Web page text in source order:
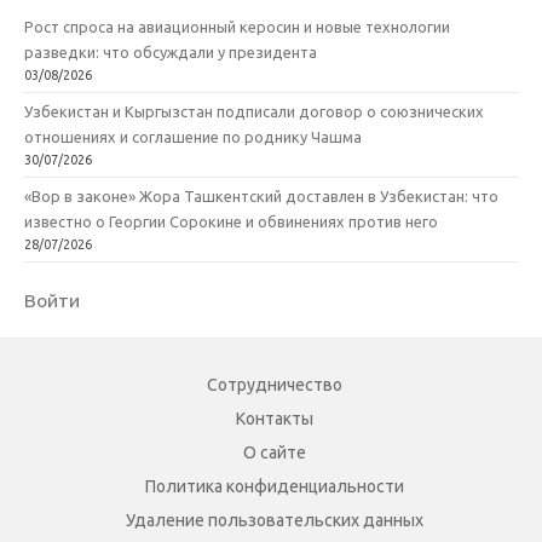
Рост спроса на авиационный керосин и новые технологии
разведки: что обсуждали у президента
03/08/2026
Узбекистан и Кыргызстан подписали договор о союзнических
отношениях и соглашение по роднику Чашма
30/07/2026
«Вор в законе» Жора Ташкентский доставлен в Узбекистан: что
известно о Георгии Сорокине и обвинениях против него
28/07/2026
Войти
Сотрудничество
Контакты
О сайте
Политика конфиденциальности
Удаление пользовательских данных